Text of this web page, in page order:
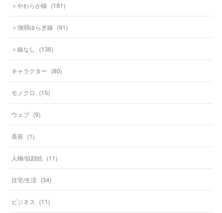
＞やわらか線 (181)
＞強弱ゆらぎ線 (91)
＞線なし (136)
キャラクター (80)
モノクロ (15)
ウェブ (9)
美容 (1)
人物/似顔絵 (11)
住宅/生活 (34)
ビジネス (11)